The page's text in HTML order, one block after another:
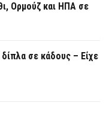
Ορμούζ και ΗΠΑ σε
σε κάδους – Είχε